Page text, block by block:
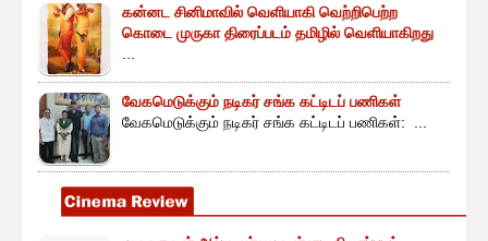
கன்னட சினிமாவில் வெளியாகி வெற்றிபெற்ற
கொடை முருகா திரைப்படம் தமிழில் வெளியாகிறது
...
வேகமெடுக்கும் நடிகர் சங்க கட்டிடப் பணிகள்
வேகமெடுக்கும் நடிகர் சங்க கட்டிடப் பணிகள்: ...